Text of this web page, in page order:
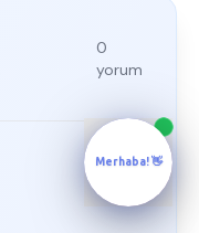
0
yorum
Merhaba! 👋